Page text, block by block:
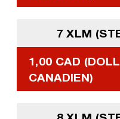
7 XLM
1,00 CAD
CANADIEN)